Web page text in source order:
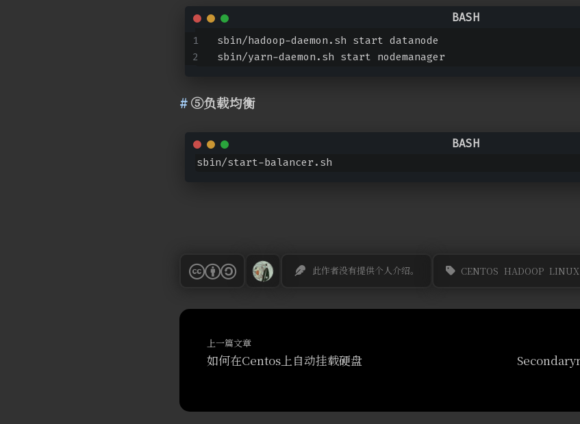
sbin/hadoop-daemon.sh start datanode
sbin/yarn-daemon.sh start nodemanager
⑤负载均衡
sbin/start-balancer.sh
此作者没有提供个人介绍。 CENTOS HADOOP LINUX
上一篇文章
如何在Centos上自动挂载硬盘